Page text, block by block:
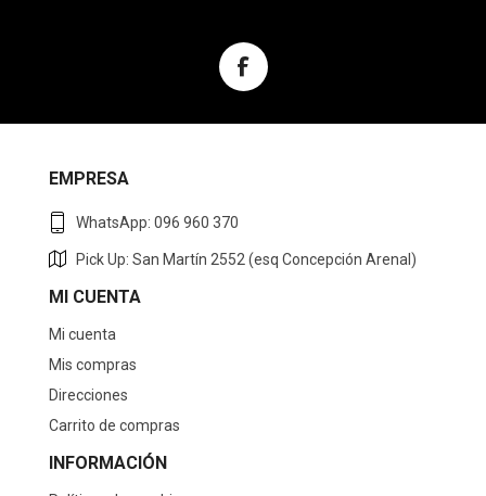
EMPRESA
WhatsApp: 096 960 370
Pick Up: San Martín 2552 (esq Concepción Arenal)
MI CUENTA
Mi cuenta
Mis compras
Direcciones
Carrito de compras
INFORMACIÓN